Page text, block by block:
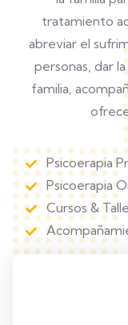
tratamiento
abreviar el
personas, dar
familia,
Psicoerapia
Psicoerapia
Cursos &